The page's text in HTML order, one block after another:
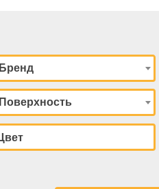
Бренд
Поверхность